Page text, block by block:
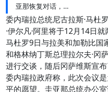
亚那恢复对话，…
委内瑞拉总统尼古拉斯·马杜
·伊尔凡·阿里将于12月14日
马杜罗9日与拉美和加勒比国
和格林纳丁斯总理拉尔夫·冈
进行交谈，随后冈萨维斯宣布
委内瑞拉政府称，此次会议
平的愿望。圭亚那总统办公